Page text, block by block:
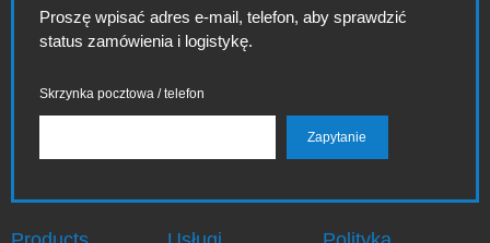
Proszę wpisać adres e-mail, telefon, aby sprawdzić
status zamówienia i logistykę.
Skrzynka pocztowa / telefon